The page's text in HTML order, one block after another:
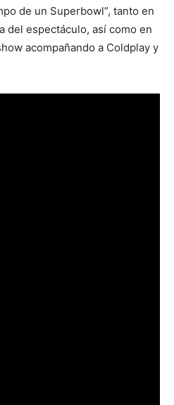
de un Superbowl”, tanto en
del espectáculo, así como en
acompañando a Coldplay y